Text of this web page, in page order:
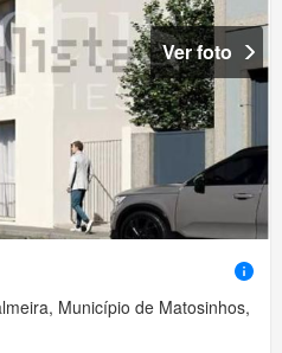
Ver foto
Município de Matosinhos,